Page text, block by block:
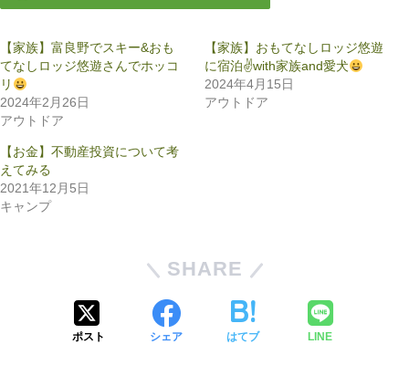
【家族】富良野でスキー&おも
てなしロッジ悠遊さんでホッコ
リ
2024年2月26日
アウトドア
【家族】おもてなしロッジ悠遊
に宿泊✌with家族and愛犬
2024年4月15日
アウトドア
【お金】不動産投資について考
えてみる
2021年12月5日
キャンプ
SHARE
ポスト シェア はてブ LINE